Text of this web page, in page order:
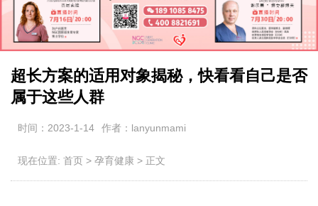
超长方案的适用对象揭秘，快看看自己是否
属于这些人群
时间：2023-1-14 作者：lanyunmami
现在位置: 首页 > 孕育健康 > 正文